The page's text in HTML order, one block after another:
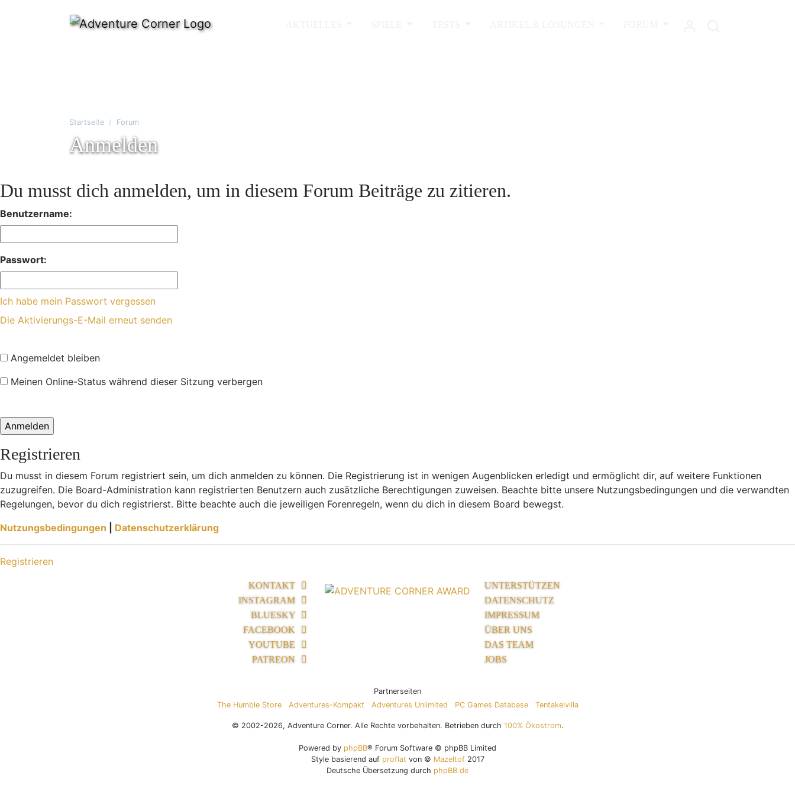
Startseite Forum
Anmelden
Du musst dich anmelden, um in diesem Forum Beiträge zu zitieren.
Benutzername:
Passwort:
Ich habe mein Passwort vergessen
Die Aktivierungs-E-Mail erneut senden
Angemeldet bleiben
Meinen Online-Status während dieser Sitzung verbergen
Registrieren
Du musst in diesem Forum registriert sein, um dich anmelden zu können. Die Registrierung ist in wenigen Augenblicken erledigt und ermöglicht dir, auf weitere Funktionen
zuzugreifen. Die Board-Administration kann registrierten Benutzern auch zusätzliche Berechtigungen zuweisen. Beachte bitte unsere Nutzungsbedingungen und die verwandten
Regelungen, bevor du dich registrierst. Bitte beachte auch die jeweiligen Forenregeln, wenn du dich in diesem Board bewegst.
Nutzungsbedingungen
Datenschutzerklärung
Registrieren
KONTAKT
INSTAGRAM
BLUESKY
FACEBOOK
YOUTUBE
PATREON
UNTERSTÜTZEN
DATENSCHUTZ
IMPRESSUM
ÜBER UNS
DAS TEAM
JOBS
Partnerseiten
The Humble Store
Adventures-Kompakt Adventures Unlimited PC Games Database Tentakelvilla
© 2002-2026, Adventure Corner. Alle Rechte vorbehalten. Betrieben durch 100% Ökostrom.
Powered by phpBB® Forum Software © phpBB Limited
Style basierend auf proflat von © Mazeltof2017
Deutsche Übersetzung durch phpBB.de